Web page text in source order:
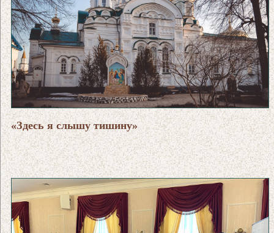
«Здесь я слышу тишину»